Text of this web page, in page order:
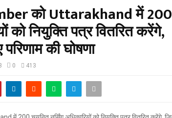
को Uttarakhand में 200
को नियुक्ति पत्र वितरित करेंगे,
की घोषणा
0 413